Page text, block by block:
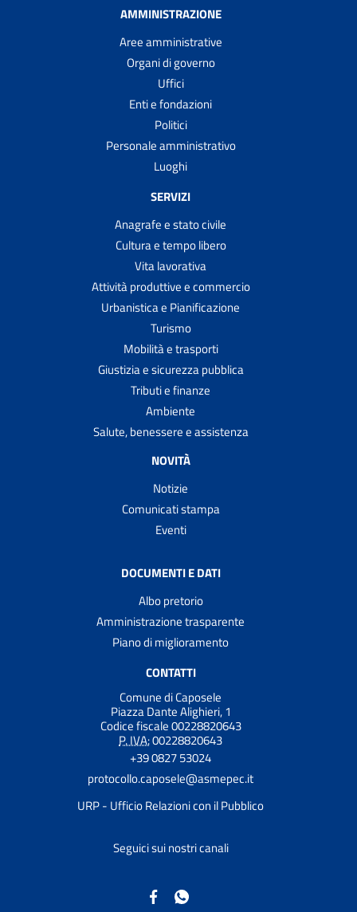
AMMINISTRAZIONE
Aree amministrative
Organi di governo
Uffici
Enti e fondazioni
Politici
Personale amministrativo
Luoghi
SERVIZI
Anagrafe e stato civile
Cultura e tempo libero
Vita lavorativa
Attività produttive e commercio
Urbanistica e Pianificazione
Turismo
Mobilità e trasporti
Giustizia e sicurezza pubblica
Tributi e finanze
Ambiente
Salute, benessere e assistenza
NOVITÀ
Notizie
Comunicati stampa
Eventi
DOCUMENTI E DATI
Albo pretorio
Amministrazione trasparente
Piano di miglioramento
CONTATTI
Comune di Caposele
Piazza Dante Alighieri, 1
Codice fiscale 00228820643
P. IVA:00228820643
+39 0827 53024
protocollo.caposele@asmepec.it
URP - Ufficio Relazioni con il Pubblico
Seguici sui nostri canali